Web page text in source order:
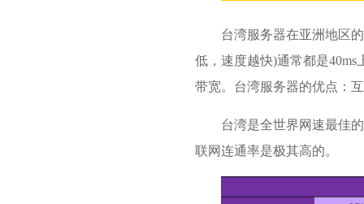
台湾服务器在亚洲地区
低，速度越快)通常都是40ms
带宽。台湾服务器的优点：
台湾是全世界网速最佳
联网连通率是极其高的。